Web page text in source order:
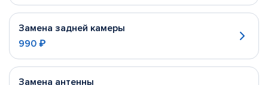
Замена задней камеры
990 ₽
Замена антенны